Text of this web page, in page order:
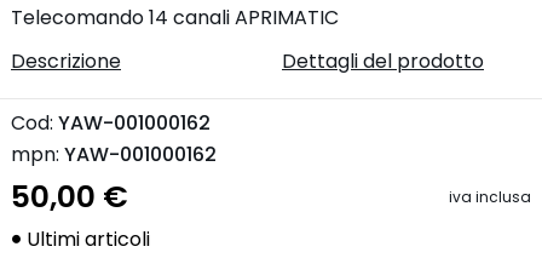
Telecomando 14 canali APRIMATIC
Descrizione
Dettagli del prodotto
Cod: YAW-001000162
mpn: YAW-001000162
50,00 € iva inclusa
Ultimi articoli